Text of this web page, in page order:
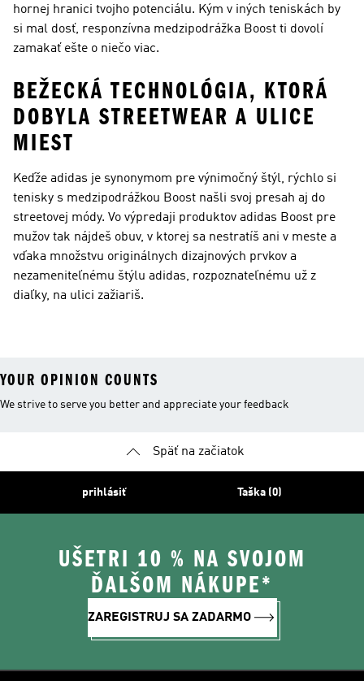
hornej hranici tvojho potenciálu. Kým v iných teniskách by
si mal dosť, responzívna medzipodrážka Boost ti dovolí
zamakať ešte o niečo viac.
BEŽECKÁ TECHNOLÓGIA, KTORÁ
DOBYLA STREETWEAR A ULICE
MIEST
Keďže adidas je synonymom pre výnimočný štýl, rýchlo si
tenisky s medzipodrážkou Boost našli svoj presah aj do
streetovej módy. Vo výpredaji produktov adidas Boost pre
mužov tak nájdeš obuv, v ktorej sa nestratíš ani v meste a
vďaka množstvu originálnych dizajnových prvkov a
nezameniteľnému štýlu adidas, rozpoznateľnému už z
diaľky, na ulici zažiariš.
YOUR OPINION COUNTS
We strive to serve you better and appreciate your feedback
Späť na začiatok
prihlásiť Taška (0)
UŠETRI 10 % NA SVOJOM
ĎALŠOM NÁKUPE*
ZAREGISTRUJ SA ZADARMO